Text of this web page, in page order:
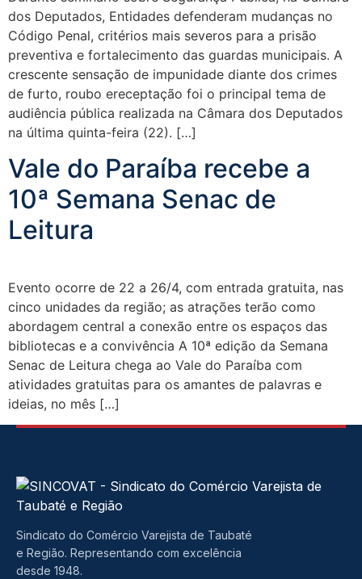
dos Deputados, Entidades defenderam mudanças no
Código Penal, critérios mais severos para a prisão
preventiva e fortalecimento das guardas municipais. A
crescente sensação de impunidade diante dos crimes
de furto, roubo ereceptação foi o principal tema de
audiência pública realizada na Câmara dos Deputados
na última quinta-feira (22). […]
Vale do Paraíba recebe a
10ª Semana Senac de
Leitura
Evento ocorre de 22 a 26/4, com entrada gratuita, nas
cinco unidades da região; as atrações terão como
abordagem central a conexão entre os espaços das
bibliotecas e a convivência A 10ª edição da Semana
Senac de Leitura chega ao Vale do Paraíba com
atividades gratuitas para os amantes de palavras e
ideias, no mês […]
Sindicato do Comércio Varejista de Taubaté
e Região. Representando com excelência
desde 1948.